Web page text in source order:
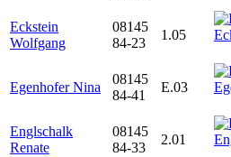
Eckstein
Wolfgang
08145
84-23
1.05
Egenhofer Nina
08145
84-41
E.03
Englschalk
Renate
08145
84-33
2.01